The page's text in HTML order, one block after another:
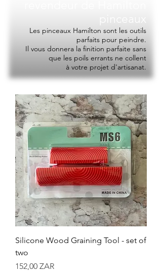
Les pinceaux Hamilton sont les outils
parfaits pour peindre.
Il vous donnera la finition parfaite sans
que les poils errants ne collent
à votre projet d'artisanat.
Silicone Wood Graining Tool - set of
two
Prix
152,00 ZAR